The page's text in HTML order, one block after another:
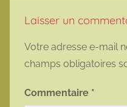
Laisser un
Votre adresse e-mail
champs obligatoires
Commentaire *